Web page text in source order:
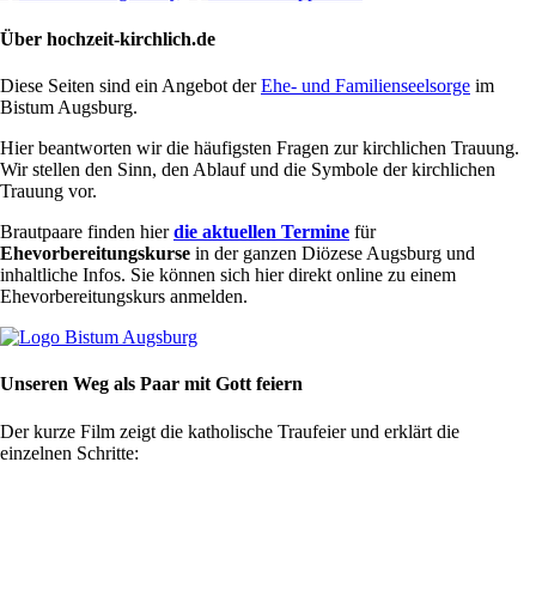
Über hochzeit-kirchlich.de
Diese Seiten sind ein Angebot derEhe- und Familienseelsorge im
Bistum Augsburg.
Hier beantworten wir die häufigsten Fragen zur kirchlichen Trauung.
Wir stellen den Sinn, den Ablauf und die Symbole der kirchlichen
Trauung vor.
Brautpaare finden hierdie aktuellen Termine für
Ehevorbereitungskurse in der ganzen Diözese Augsburg und
inhaltliche Infos. Sie können sich hier direkt online zu einem
Ehevorbereitungskurs anmelden.
Unseren Weg als Paar mit Gott feiern
Der kurze Film zeigt die katholische Traufeier und erklärt die
einzelnen Schritte: